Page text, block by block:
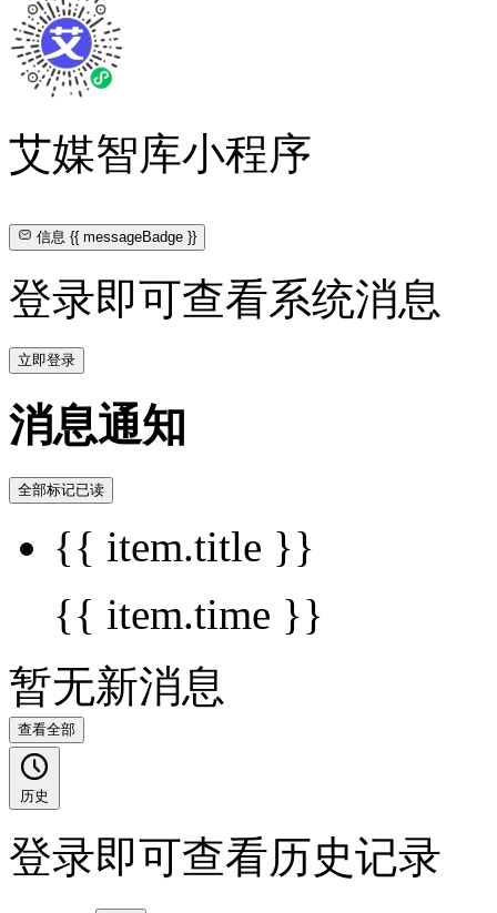
艾媒智库小程序
信息{{ messageBadge }}
登录即可查看系统消息
立即登录
消息通知
全部标记已读
{{ item.title }}
{{ item.time }}
暂无新消息
查看全部
历史
登录即可查看历史记录